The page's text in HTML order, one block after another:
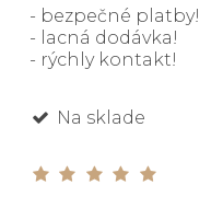
- bezpečné platby!
- lacná dodávka!
- rýchly kontakt!
Na sklade